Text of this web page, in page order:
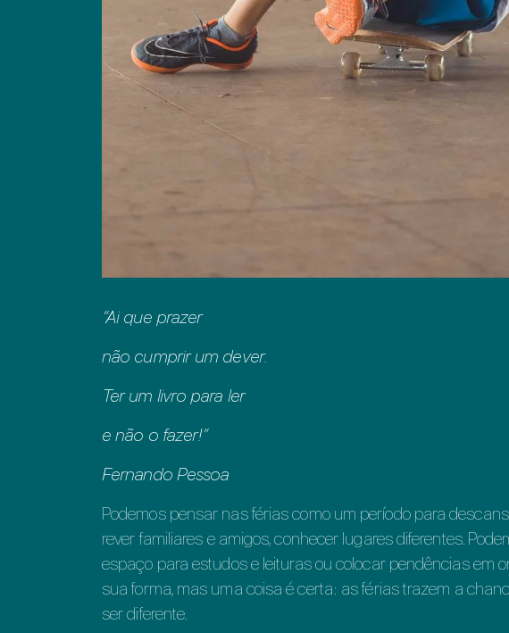
“Ai que prazer
não cumprir um dever.
Ter um livro para ler
e não o fazer!”
Fernando Pessoa
Podemos pensar nas férias como um período para
rever familiares e amigos, conhecer lugares diferentes.
espaço para estudos e leituras ou colocar pendências em
sua forma, mas uma coisa é certa: as férias trazem a
ser diferente.